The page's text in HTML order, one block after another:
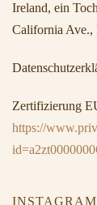
Ireland, ein
California
Zertifizierung
https://
INSTAGRAM